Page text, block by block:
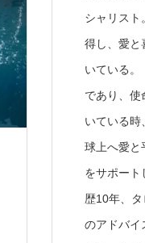
シャリスト
得し、愛と
いている。
であり、使
いている時
球上へ愛と
をサポート
歴10年、
のアドバイ